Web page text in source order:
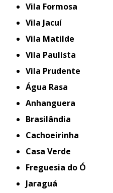
Vila Formosa
Vila Jacuí
Vila Matilde
Vila Paulista
Vila Prudente
Água Rasa
Anhanguera
Brasilândia
Cachoeirinha
Casa Verde
Freguesia do Ó
Jaraguá